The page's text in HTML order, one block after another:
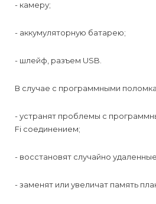
- камеру;
- аккумуляторную батарею;
- шлейф, разъем USB.
В случае с программными
- устранят проблемы с
Fi соединением;
- восстановят случайно
- заменят или увеличат память